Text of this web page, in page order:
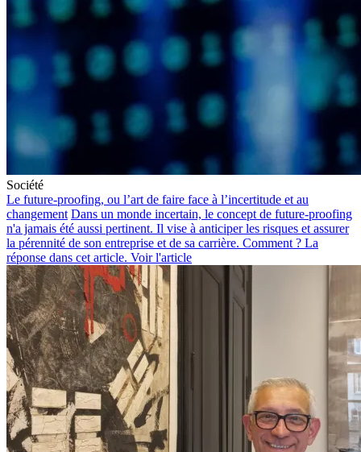
Société
Le future-proofing, ou l’art de faire face à l’incertitude et au
changement Dans un monde incertain, le concept de future-proofing
n'a jamais été aussi pertinent. Il vise à anticiper les risques et assurer
la pérennité de son entreprise et de sa carrière. Comment ? La
réponse dans cet article. Voir l'article